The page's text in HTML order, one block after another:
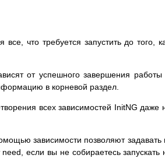
что требуется запустить до того,
от успешного завершения работы
в корневой раздел.
всех зависимостей InitNG даже
зависимости позволяют задавать
если вы не собираетесь запускать